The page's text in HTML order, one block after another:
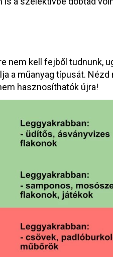
nem kell fejből tudnunk,
a műanyag típusát. Nézd
hasznosíthatók újra!